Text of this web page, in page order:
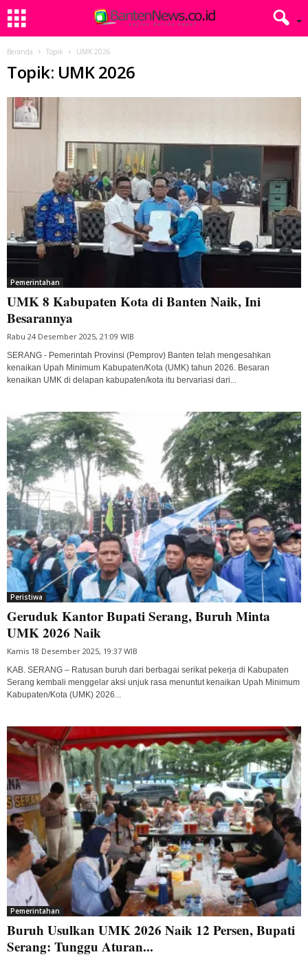
Beranda Topik UMK 2026
Topik: UMK 2026
Pemerintahan
UMK 8 Kabupaten Kota di Banten Naik, Ini
Besarannya
Rabu 24 Desember 2025, 21:09 WIB
SERANG - Pemerintah Provinsi (Pemprov) Banten telah mengesahkan
kenaikan Upah Minimum Kabupaten/Kota (UMK) tahun 2026. Besaran
kenaikan UMK di delapan kabupaten/kota itu bervariasi dari...
Peristiwa
Geruduk Kantor Bupati Serang, Buruh Minta
UMK 2026 Naik
Kamis 18 Desember 2025, 19:37 WIB
KAB. SERANG – Ratusan buruh dari berbagai serikat pekerja di Kabupaten
Serang kembali menggelar aksi unjuk rasa menuntut kenaikan Upah Minimum
Kabupaten/Kota (UMK) 2026...
Pemerintahan
Buruh Usulkan UMK 2026 Naik 12 Persen, Bupati
Serang: Tunggu Aturan...